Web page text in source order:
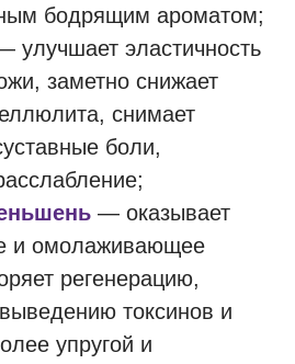
бодрящим ароматом;
улучшает эластичность
заметно снижает
снимает
боли,
— оказывает
и омолаживающее
регенерацию,
токсинов и
упругой и